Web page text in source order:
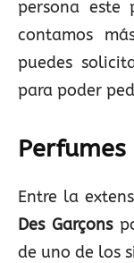
persona este
contamos
puedes
para poder
Perfumes
Entre la
Des Garçons
de uno de los